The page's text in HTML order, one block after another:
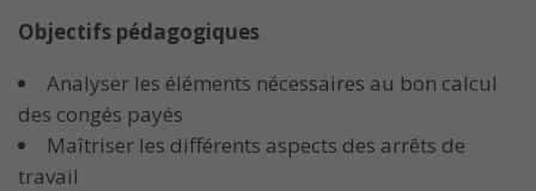
Objectifs pédagogiques
Analyser les éléments nécessaires au bon calcul
des congés payés
Maîtriser les différents aspects des arrêts de
travail